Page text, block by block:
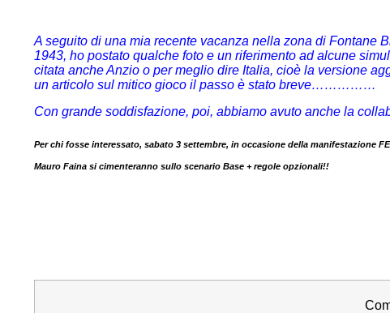
A seguito di una mia recente vacanza nella zona di Fontane
1943, ho postato qualche foto e un riferimento ad alcune
citata anche Anzio o per meglio dire Italia, cioè la versione
un articolo sul mitico gioco il passo è stato breve……………
Con grande soddisfazione, poi, abbiamo avuto anche la
Per chi fosse interessato, sabato 3 settembre, in occasione della manifestazione
Mauro Faina si cimenteranno sullo scenario Base + regole opzionali!!